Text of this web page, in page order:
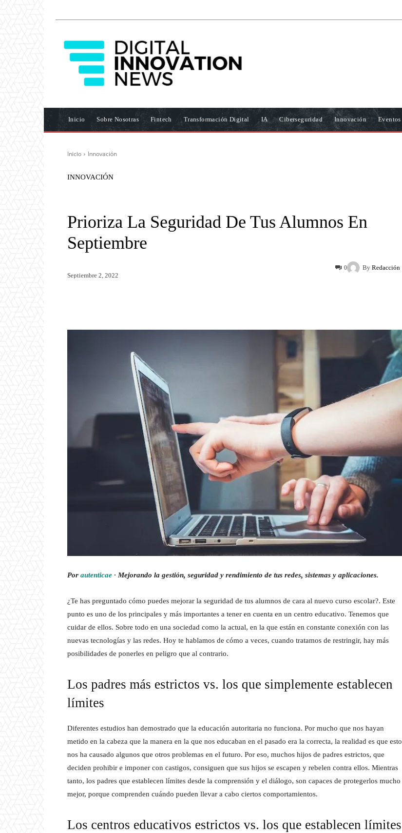
Inicio Sobre Nosotras Fintech Transformación Digital IA Ciberseguridad Innovación Eventos
Inicio Innovación
INNOVACIÓN
Prioriza La Seguridad De Tus Alumnos En
Septiembre
By Redacción
Septiembre 2, 2022
0
Por autenticae · Mejorando la gestión, seguridad y rendimiento de tus redes, sistemas y aplicaciones.
¿Te has preguntado cómo puedes mejorar la seguridad de tus alumnos de cara al nuevo curso escolar?. Este
punto es uno de los principales y más importantes a tener en cuenta en un centro educativo. Tenemos que
cuidar de ellos. Sobre todo en una sociedad como la actual, en la que están en constante conexión con las
nuevas tecnologías y las redes. Hoy te hablamos de cómo a veces, cuando tratamos de restringir, hay más
posibilidades de ponerles en peligro que al contrario.
Los padres más estrictos vs. los que simplemente establecen
límites
Diferentes estudios han demostrado que la educación autoritaria no funciona. Por mucho que nos hayan
metido en la cabeza que la manera en la que nos educaban en el pasado era la correcta, la realidad es que esto
nos ha causado algunos que otros problemas en el futuro. Por eso, muchos hijos de padres estrictos, que
deciden prohibir e imponer con castigos, consiguen que sus hijos se escapen y rebelen contra ellos. Mientras
tanto, los padres que establecen límites desde la comprensión y el diálogo, son capaces de protegerlos mucho
mejor, porque comprenden cuándo pueden llevar a cabo ciertos comportamientos.
Los centros educativos estrictos vs. los que establecen límites